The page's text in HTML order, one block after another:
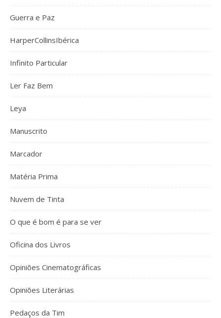
Guerra e Paz
HarperCollinsIbérica
Infinito Particular
Ler Faz Bem
Leya
Manuscrito
Marcador
Matéria Prima
Nuvem de Tinta
O que é bom é para se ver
Oficina dos Livros
Opiniões Cinematográficas
Opiniões Literárias
Pedaços da Tim